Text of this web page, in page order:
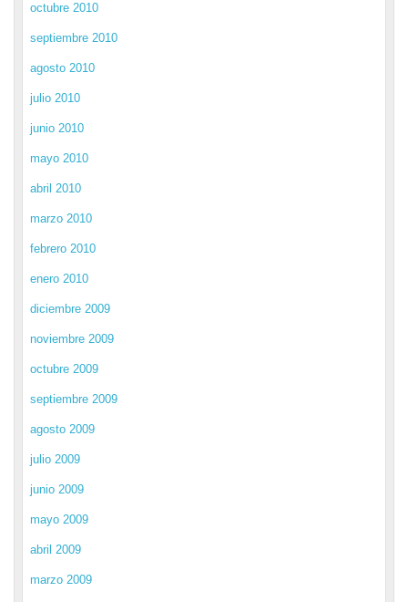
octubre 2010
septiembre 2010
agosto 2010
julio 2010
junio 2010
mayo 2010
abril 2010
marzo 2010
febrero 2010
enero 2010
diciembre 2009
noviembre 2009
octubre 2009
septiembre 2009
agosto 2009
julio 2009
junio 2009
mayo 2009
abril 2009
marzo 2009